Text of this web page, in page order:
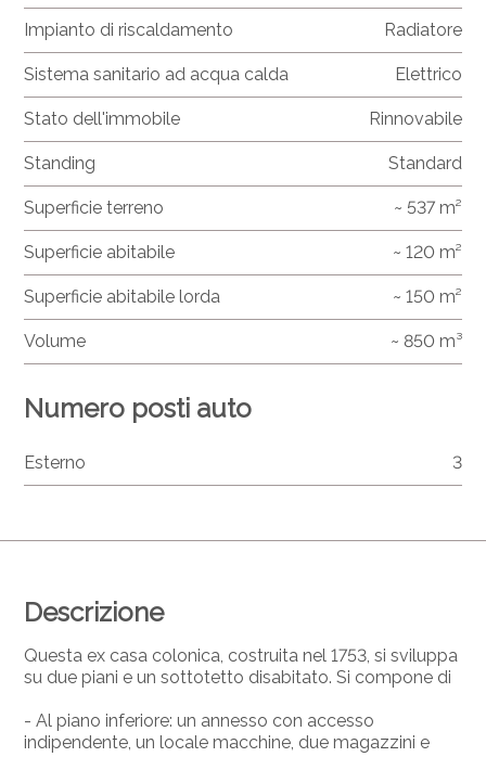
Descrizione
Questa ex casa colonica, costruita nel 1753, si sviluppa
su due piani e un sottotetto disabitato. Si compone di
- Al piano inferiore: un annesso con accesso
indipendente, un locale macchine, due magazzini e
Impianto di riscaldamento Radiatore
Sistema sanitario ad acqua calda Elettrico
Stato dell'immobile Rinnovabile
Standing Standard
Superficie terreno ~ 537 m²
Superficie abitabile ~ 120 m²
Superficie abitabile lorda ~ 150 m²
Volume ~ 850 m³
Numero posti auto
Esterno 3